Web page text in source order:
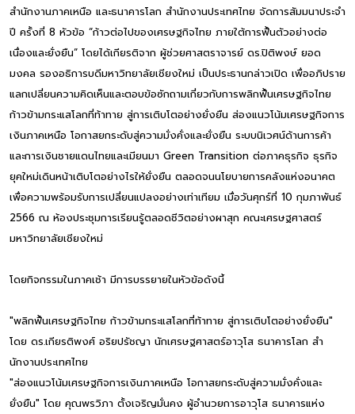
สำนักงานภาคเหนือ และธนาคารโลก สํานักงานประเทศไทย จัดการสัมมนาประจำ
ปี ครั้งที่ 8 หัวข้อ “ก้าวต่อไปของเศรษฐกิจไทย ภายใต้การฟื้นตัวอย่างต่อ
เนื่องและยั่งยืน” โดยได้เกียรติจาก ผู้ช่วยศาสตราจารย์ ดร.ปิติพงษ์ ยอด
มงคล รองอธิการบดีมหาวิทยาลัยเชียงใหม่ เป็นประธานกล่าวเปิด เพื่ออภิปราย
แลกเปลี่ยนความคิดเห็นและตอบข้อซักถามเกี่ยวกับการพลิกฟื้นเศรษฐกิจไทย
ก้าวข้ามกระแสโลกที่ท้าทาย สู่การเติบโตอย่างยั่งยืน ส่องแนวโน้มเศรษฐกิจการ
เงินภาคเหนือ โอกาสยกระดับสู่ความมั่งคั่งและยั่งยืน ระบบนิเวศน์ด้านการค้า
และการเงินชายแดนไทยและเมียนมา Green Transition ต่อภาคธุรกิจ ธุรกิจ
ยุคใหม่เดินหน้าเติบโตอย่างไรให้ยั่งยืน ตลอดจนนโยบายการคลังแห่งอนาคต
เพื่อความพร้อมรับการเปลี่ยนแปลงอย่างเท่าเทียม เมื่อวันศุกร์ที่ 10 กุมภาพันธ์
2566 ณ ห้องประชุมการเรียนรู้ตลอดชีวิตอย่างผาสุก คณะเศรษฐศาสตร์
มหาวิทยาลัยเชียงใหม่
โดยกิจกรรมในภาคเช้า มีการบรรยายในหัวข้อดังนี้
"พลิกฟื้นเศรษฐกิจไทย ก้าวข้ามกระแสโลกที่ท้าทาย สู่การเติบโตอย่างยั่งยืน"
โดย ดร.เกียรติพงศ์ อริยปรัชญา นักเศรษฐศาสตร์อาวุโส ธนาคารโลก สํา
นักงานประเทศไทย
"ส่องแนวโน้มเศรษฐกิจการเงินภาคเหนือ โอกาสยกระดับสู่ความมั่งคั่งและ
ยั่งยืน" โดย คุณพรวิภา ตั้งเจริญมั่นคง ผู้อํานวยการอาวุโส ธนาคารแห่ง